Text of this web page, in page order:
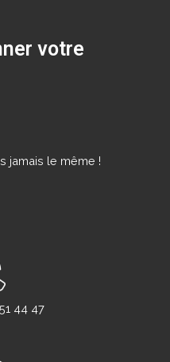
votre
jamais le même !
44 47